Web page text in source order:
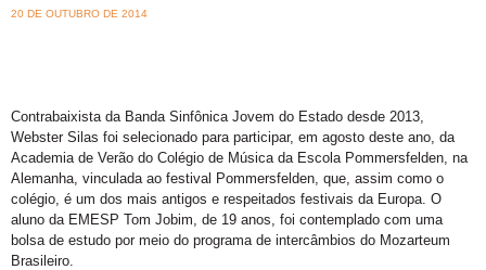
20 DE OUTUBRO DE 2014
Contrabaixista da Banda Sinfônica Jovem do Estado desde 2013,
Webster Silas foi selecionado para participar, em agosto deste ano, da
Academia de Verão do Colégio de Música da Escola Pommersfelden, na
Alemanha, vinculada ao festival Pommersfelden, que, assim como o
colégio, é um dos mais antigos e respeitados festivais da Europa. O
aluno da EMESP Tom Jobim, de 19 anos, foi contemplado com uma
bolsa de estudo por meio do programa de intercâmbios do Mozarteum
Brasileiro.